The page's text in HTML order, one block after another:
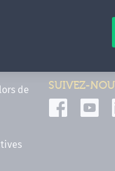
de
SUIVEZ-